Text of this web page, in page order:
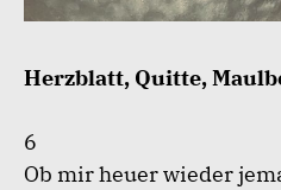
Herzblatt, Quitte,
6
Ob mir heuer wieder